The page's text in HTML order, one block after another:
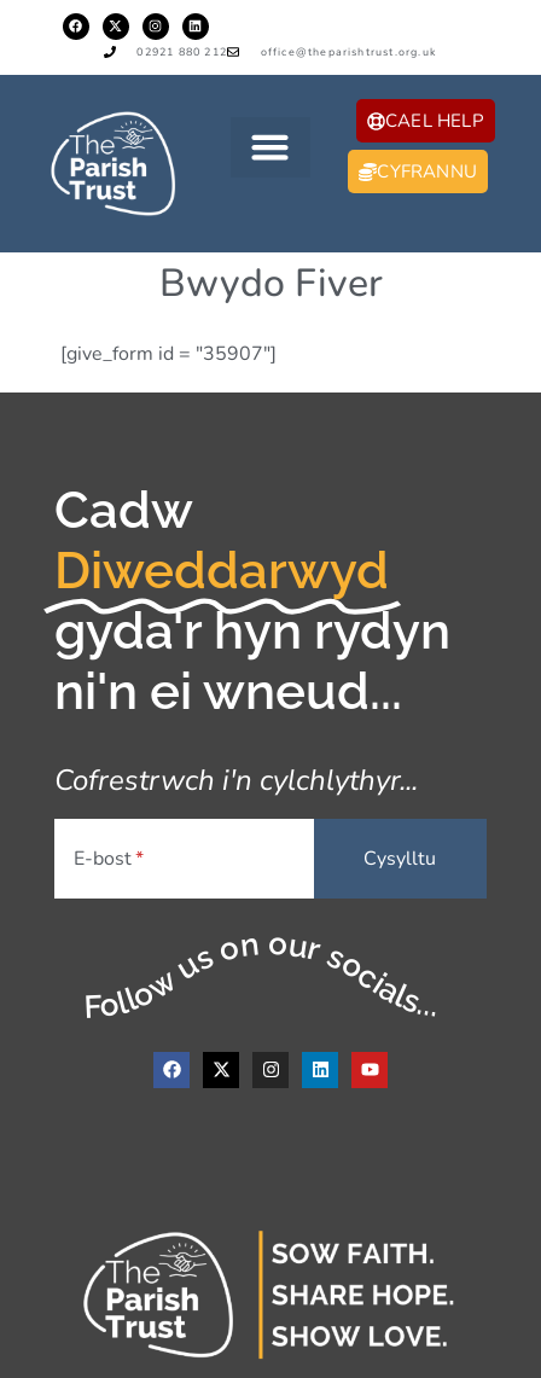
02921 880 212 office@theparishtrust.org.uk
CAEL HELP
CYFRANNU
Bwydo Fiver
[give_form id = "35907"]
Cadw
Diweddarwyd
gyda'r hyn rydyn
ni'n ei wneud...
Cofrestrwch i'n cylchlythyr...
E-bost
Follow us on our socials...